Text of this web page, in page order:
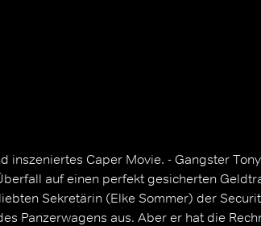
inszeniertes Caper Movie. - Gangster
auf einen perfekt gesicherten
Sekretärin (Elke Sommer) der
Panzerwagens aus. Aber er hat die